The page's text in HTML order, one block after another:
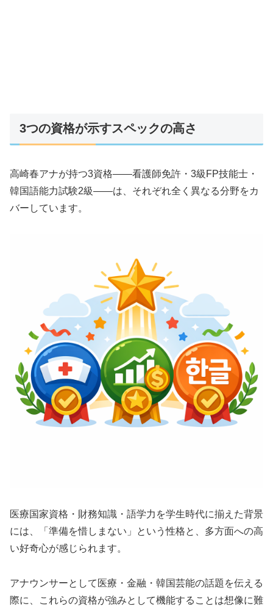
3つの資格が示すスペックの高さ
高崎春アナが持つ3資格——看護師免許・3級FP技能士・
韓国語能力試験2級——は、それぞれ全く異なる分野をカ
バーしています。
医療国家資格・財務知識・語学力を学生時代に揃えた背景
には、「準備を惜しまない」という性格と、多方面への高
い好奇心が感じられます。
アナウンサーとして医療・金融・韓国芸能の話題を伝える
際に、これらの資格が強みとして機能することは想像に難